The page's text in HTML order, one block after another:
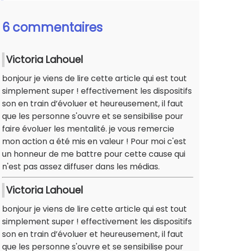
6 commentaires
Victoria Lahouel
bonjour je viens de lire cette article qui est tout
simplement super ! effectivement les dispositifs
son en train d’évoluer et heureusement, il faut
que les personne s'ouvre et se sensibilise pour
faire évoluer les mentalité. je vous remercie
mon action a été mis en valeur ! Pour moi c'est
un honneur de me battre pour cette cause qui
n'est pas assez diffuser dans les médias.
Victoria Lahouel
bonjour je viens de lire cette article qui est tout
simplement super ! effectivement les dispositifs
son en train d’évoluer et heureusement, il faut
que les personne s'ouvre et se sensibilise pour